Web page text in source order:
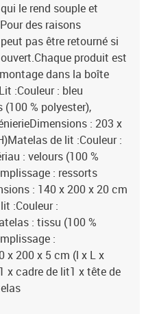
le rend souple et
des raisons
pas être retourné si
produit est
dans la boîte
:Couleur : bleu
% polyester),
: 203 x
de lit :Couleur :
: velours (100 %
: ressorts
: 140 x 200 x 20 cm
:Couleur :
: tissu (100 %
:
x 200 x 5 cm (l x L x
x cadre de lit1 x tête de